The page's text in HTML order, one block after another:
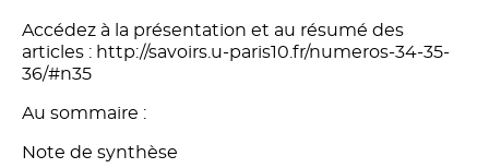
Accédez à la présentation et au résumé des
articles : http://savoirs.u-paris10.fr/numeros-34-35-
36/#n35
Au sommaire :
Note de synthèse